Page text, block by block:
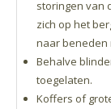
storingen van
zich op het
naar beneden
Behalve
toegelaten.
Koffers of